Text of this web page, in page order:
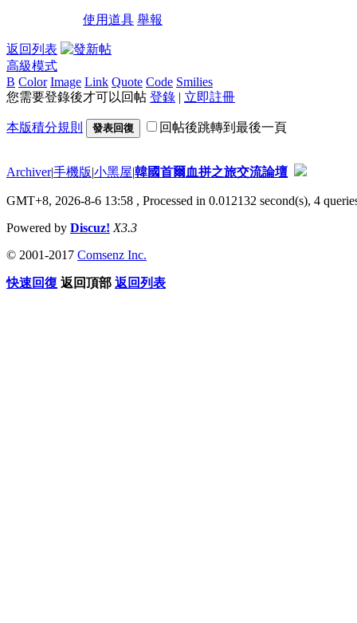
使用道具 舉報
返回列表
高級模式
B Color Image Link Quote Code Smilies
您需要登錄後才可以回帖 登錄 | 立即註冊
本版積分規則 發表回復 回帖後跳轉到最後一頁
Archiver|手機版|小黑屋|韓國首爾血拼之旅交流論壇
GMT+8, 2026-8-6 13:58 , Processed in 0.012132 second(s), 4
Powered by Discuz! X3.3
© 2001-2017 Comsenz Inc.
快速回復 返回頂部 返回列表